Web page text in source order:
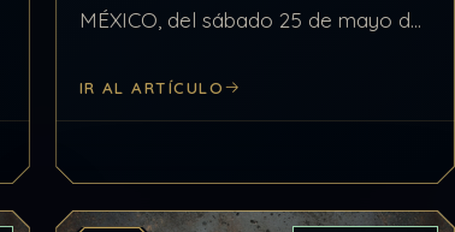
MÉXICO, del sábado 25 de mayo de
ADN (Información Consciente) Punto
IR AL ARTÍCULO